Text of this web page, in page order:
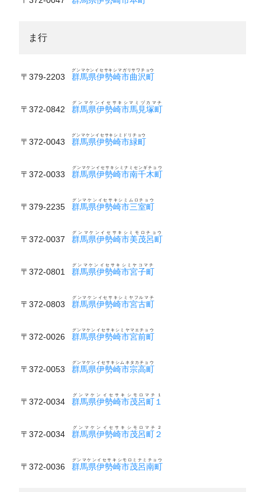
ま行
〒379-2203 群馬県伊勢崎市曲沢町
グンマケンイセサキシマガリサワチョウ
〒372-0842 群馬県伊勢崎市馬見塚町
グンマケンイセサキシマミヅカマチ
〒372-0043 群馬県伊勢崎市緑町
グンマケンイセサキシミドリチョウ
〒372-0033 群馬県伊勢崎市南千木町
グンマケンイセサキシミナミセンギチョウ
〒379-2235 群馬県伊勢崎市三室町
グンマケンイセサキシミムロチョウ
〒372-0037 群馬県伊勢崎市美茂呂町
グンマケンイセサキシミモロチョウ
〒372-0801 群馬県伊勢崎市宮子町
グンマケンイセサキシミヤコマチ
〒372-0803 群馬県伊勢崎市宮古町
グンマケンイセサキシミヤフルマチ
〒372-0026 群馬県伊勢崎市宮前町
グンマケンイセサキシミヤマエチョウ
〒372-0053 群馬県伊勢崎市宗高町
グンマケンイセサキシムネタカチョウ
〒372-0034 群馬県伊勢崎市茂呂町１
グンマケンイセサキシモロマチ１
〒372-0034 群馬県伊勢崎市茂呂町２
グンマケンイセサキシモロマチ２
〒372-0036 群馬県伊勢崎市茂呂南町
グンマケンイセサキシモロミナミチョウ